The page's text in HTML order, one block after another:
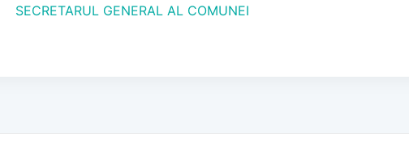
SECRETARUL GENERAL AL COMUNEI